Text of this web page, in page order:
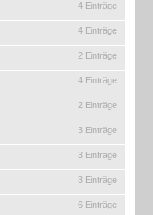
4 Einträge
4 Einträge
2 Einträge
4 Einträge
2 Einträge
3 Einträge
3 Einträge
3 Einträge
6 Einträge